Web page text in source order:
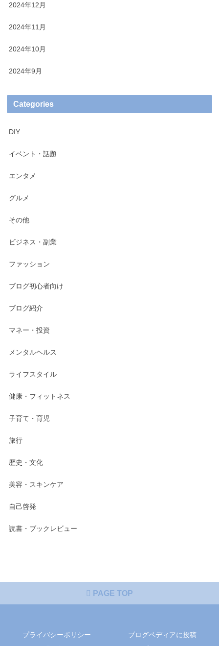
2024年12月
2024年11月
2024年10月
2024年9月
Categories
DIY
イベント・話題
エンタメ
グルメ
その他
ビジネス・副業
ファッション
ブログ初心者向け
ブログ紹介
マネー・投資
メンタルヘルス
ライフスタイル
健康・フィットネス
子育て・育児
旅行
歴史・文化
美容・スキンケア
自己啓発
読書・ブックレビュー
PAGE TOP
プライバシーポリシー
ブログペディアに投稿